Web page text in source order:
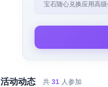
宝石随心兑换应用高
活动动态 共 31 人参加